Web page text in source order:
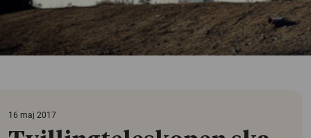
16 maj 2017